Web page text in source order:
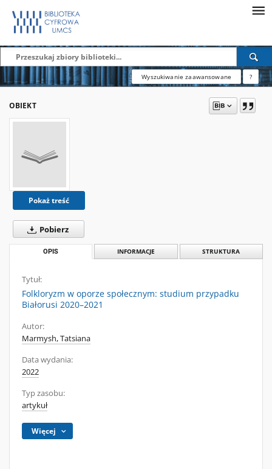
Wyszukiwanie zaawansowane ?
OBIEKT
Pokaż treść
Pobierz
OPIS INFORMACJE STRUKTURA
Tytuł:
Folkloryzm w oporze społecznym: studium przypadku
Białorusi 2020–2021
Autor:
Marmysh, Tatsiana
Data wydania:
2022
Typ zasobu:
artykuł
Więcej